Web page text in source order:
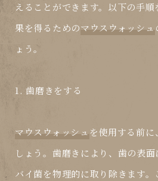
えることができます。以下の手
果を得るためのマウスウォッシュ
ょう。
1. 歯磨きをする
マウスウォッシュ を使用する前
しょう。歯磨きにより、歯の表
バイ菌を物理的に取り除きます。